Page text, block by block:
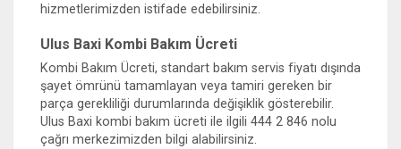
hizmetlerimizden istifade edebilirsiniz.
Ulus Baxi Kombi Bakım Ücreti
Kombi Bakım Ücreti, standart bakım servis fiyatı dışında
şayet ömrünü tamamlayan veya tamiri gereken bir
parça gerekliliği durumlarında değişiklik gösterebilir.
Ulus Baxi kombi bakım ücreti ile ilgili 444 2 846 nolu
çağrı merkezimizden bilgi alabilirsiniz.